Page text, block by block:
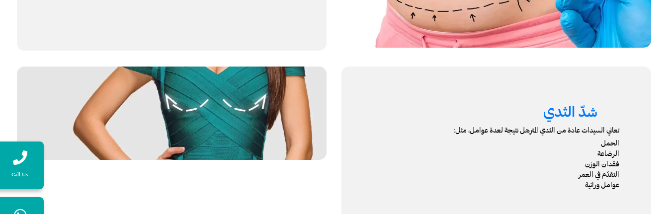
Call Us
شدّ الثدي
تعاني السيدات عادة من الثدي المترهل نتيجة لعدة عوامل، مثل:
الحمل
الرضاعة
فقدان الوزن
التقدّم في العمر
عوامل وراثية